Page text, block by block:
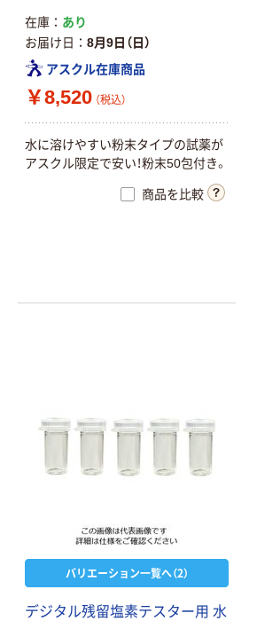
在庫
あり
お届け日
8月9日（日）
アスクル在庫商品
￥8,520 （税込）
水に溶けやすい粉末タイプの試薬が
アスクル限定で安い！粉末50包付き。
商品を比較
バリエーション一覧へ（2）
デジタル残留塩素テスター用 水